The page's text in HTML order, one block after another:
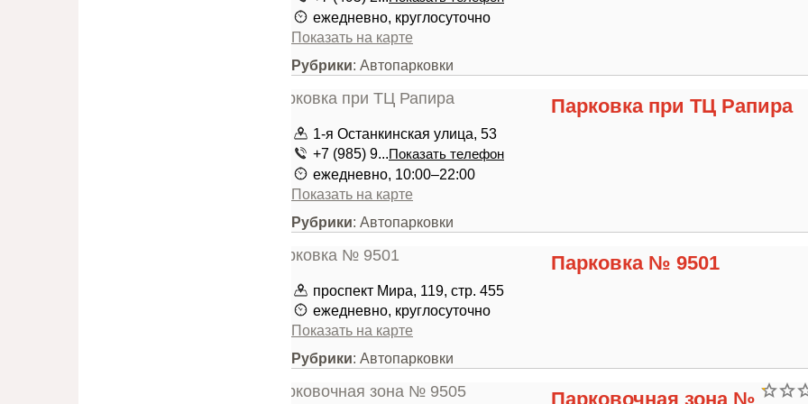
ежедневно, круглосуточно
Показать на карте
Рубрики: Автопарковки
Парковка при ТЦ Рапира
1-я Останкинская улица, 53
+7 (985) 9...Показать телефон
ежедневно, 10:00–22:00
Показать на карте
Рубрики: Автопарковки
Парковка № 9501
проспект Мира, 119, стр. 455
ежедневно, круглосуточно
Показать на карте
Рубрики: Автопарковки
Парковочная зона №